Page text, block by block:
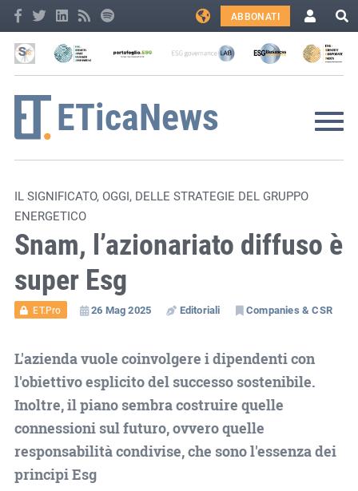
ABBONATI
IL SIGNIFICATO, OGGI, DELLE STRATEGIE DEL GRUPPO
ENERGETICO
Snam, l’azionariato diffuso è
super Esg
ET.Pro 26 Mag 2025 Editoriali Companies & CSR
L'azienda vuole coinvolgere i dipendenti con
l'obiettivo esplicito del successo sostenibile.
Inoltre, il piano sembra costruire quelle
connessioni sul futuro, ovvero quelle
responsabilità condivise, che sono l'essenza dei
principi Esg